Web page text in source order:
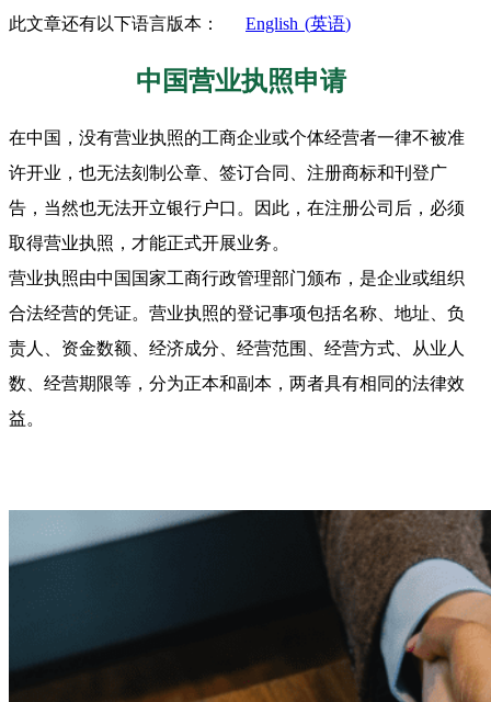
此文章还有以下语言版本： English (英语)
中国营业执照申请
在中国，没有营业执照的工商企业或个体经营者一律不被准
许开业，也无法刻制公章、签订合同、注册商标和刊登广
告，当然也无法开立银行户口。因此，在注册公司后，必须
取得营业执照，才能正式开展业务。
营业执照由中国国家工商行政管理部门颁布，是企业或组织
合法经营的凭证。营业执照的登记事项包括名称、地址、负
责人、资金数额、经济成分、经营范围、经营方式、从业人
数、经营期限等，分为正本和副本，两者具有相同的法律效
益。